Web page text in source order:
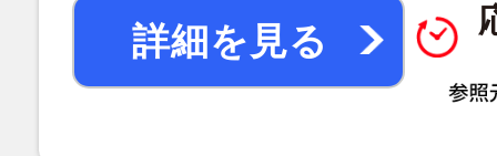
詳細を見る